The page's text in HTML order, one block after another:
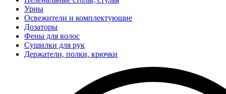
Урны
Освежители и комплектующие
Дозаторы
Фены для волос
Сушилки для рук
Держатели, полки, крючки